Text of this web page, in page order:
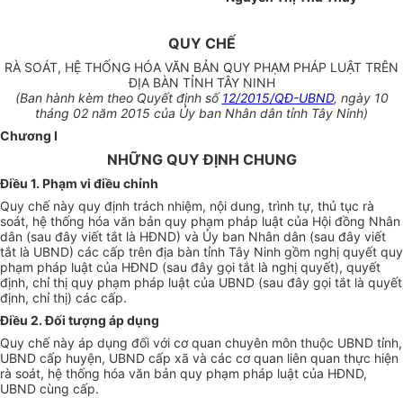
QUY CHẾ
RÀ SOÁT, HỆ THỐNG HÓA VĂN BẢN QUY PHẠM PHÁP LUẬT TRÊN
ĐỊA BÀN TỈNH TÂY NINH
(Ban hành kèm theo Quyết định số12/2015/QĐ-UBND, ngày 10
tháng 02 năm 2015 của Ủy ban Nhân dân tỉnh Tây Ninh)
Chương I
NHỮNG QUY ĐỊNH CHUNG
Điều 1. Phạm vi điều chỉnh
Quy chế này quy định trách nhiệm, nội dung, trình tự, thủ tục rà
soát, hệ thống hóa văn bản quy phạm pháp luật của Hội đồng Nhân
dân (sau đây viết tắt là HĐND) và Ủy ban Nhân dân (sau đây viết
tắt là UBND) các cấp trên địa bàn tỉnh Tây Ninh gồm nghị quyết quy
phạm pháp luật của HĐND (sau đây gọi tắt là nghị quyết), quyết
định, chỉ thị quy phạm pháp luật của UBND (sau đây gọi tắt là quyết
định, chỉ thị) các cấp.
Điều 2. Đối tượng áp dụng
Quy chế này áp dụng đối với cơ quan chuyên môn thuộc UBND tỉnh,
UBND cấp huyện, UBND cấp xã và các cơ quan liên quan thực hiện
rà soát, hệ thống hóa văn bản quy phạm pháp luật của HĐND,
UBND cùng cấp.